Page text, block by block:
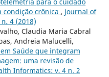
crônica , Journal of
4 (2018)
Claudia Maria Cabral
Andreia Malucelli,
Saúde que integram
uma revisão de
Informatics: v. 4 n. 2